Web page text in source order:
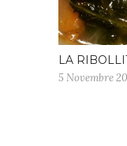
LA
5 Novembre